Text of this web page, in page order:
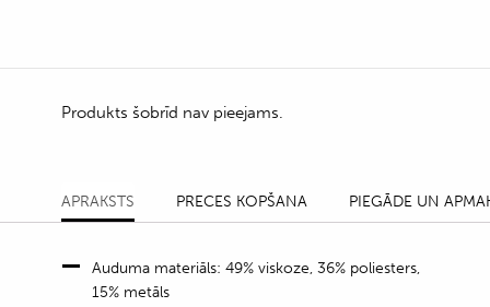
Produkts šobrīd nav pieejams.
APRAKSTS PRECES KOPŠANA PIEGĀDE UN
Auduma materiāls: 49% viskoze, 36% poliesters,
15% metāls